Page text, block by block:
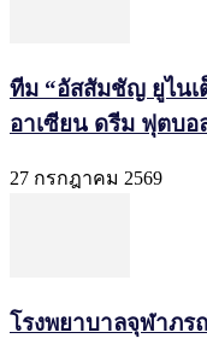
ทีม “อัสสัมชัญ ยูไน
อาเซียน ดรีม ฟุตบอ
27 กรกฎาคม 2569
โรงพยาบาลจุฬาภ